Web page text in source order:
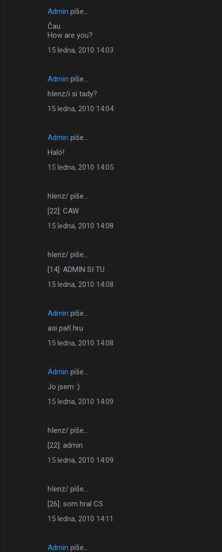
Admin píše…
Čau
How are you?
15 ledna, 2010 14:03
Admin píše…
hIenz/i si tady?
15 ledna, 2010 14:04
Admin píše…
Haló!
15 ledna, 2010 14:05
hIenz/ píše…
[22]: CAW
15 ledna, 2010 14:08
hIenz/ píše…
[14]: ADMIN SI TU
15 ledna, 2010 14:08
Admin píše…
asi paří hru
15 ledna, 2010 14:08
Admin píše…
Jo jsem :)
15 ledna, 2010 14:09
hIenz/ píše…
[22]: admin
15 ledna, 2010 14:09
hIenz/ píše…
[26]: som hral CS
15 ledna, 2010 14:11
Admin píše…